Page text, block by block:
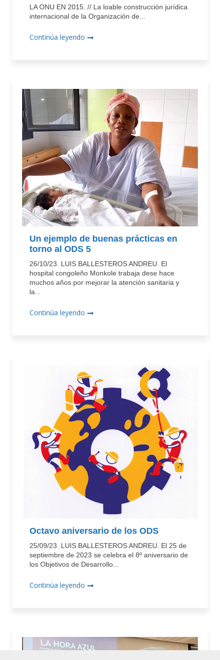
LA ONU EN 2015. // La loable construcción jurídica
internacional de la Organización de...
Continúa leyendo
Un ejemplo de buenas prácticas en
torno al ODS 5
26/10/23. LUIS BALLESTEROS ANDREU. El
hospital congoleño Monkole trabaja dese hace
muchos años por mejorar la atención sanitaria y
la...
Continúa leyendo
Octavo aniversario de los ODS
25/09/23. LUIS BALLESTEROS ANDREU. El 25 de
septiembre de 2023 se celebra el 8º aniversario de
los Objetivos de Desarrollo...
Continúa leyendo